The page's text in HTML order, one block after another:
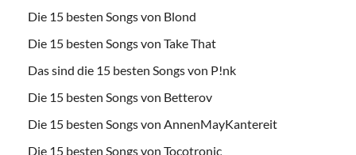
Die 15 besten Songs von Blond
Die 15 besten Songs von Take That
Das sind die 15 besten Songs von P!nk
Die 15 besten Songs von Betterov
Die 15 besten Songs von AnnenMayKantereit
Die 15 besten Songs von Tocotronic